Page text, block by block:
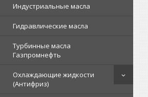
Индустриальные масла
Гидравлические масла
Турбинные масла
Газпромнефть
Охлаждающие жидкости
(Антифриз)